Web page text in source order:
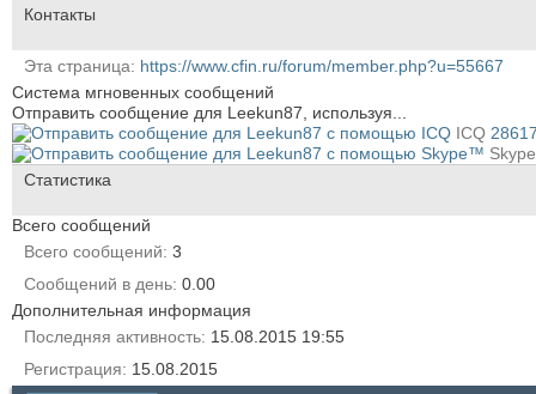
Контакты
Эта страница https://www.cfin.ru/forum/member.php?u=55667
Система мгновенных сообщений
Отправить сообщение для Leekun87, используя...
ICQ
Статистика
Всего сообщений
Всего сообщений 3
Сообщений в день 0.00
Дополнительная информация
Последняя активность 15.08.2015 19:55
Регистрация
15.08.2015